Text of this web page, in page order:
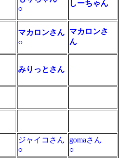
○
しーちゃん
マカロンさん
○
マカロンさ
ん
みりっとさん
ジャイコさん
○
gomaさん
○